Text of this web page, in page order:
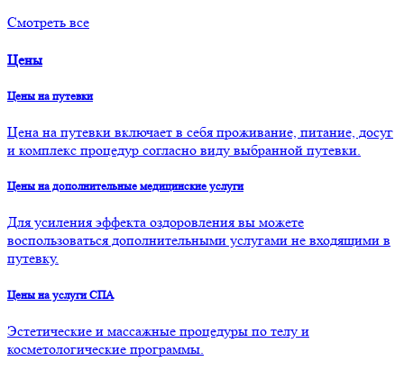
Смотреть все
Цены
Цены на путевки
Цена на путевки включает в себя проживание, питание, досуг
и комплекс процедур согласно виду выбранной путевки.
Цены на дополнительные медицинские услуги
Для усиления эффекта оздоровления вы можете
воспользоваться дополнительными услугами не входящими в
путевку.
Цены на услуги СПА
Эстетические и массажные процедуры по телу и
косметологические программы.